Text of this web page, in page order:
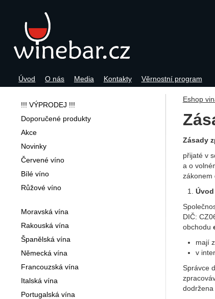
Eshop
Zásady
přijaté v
a o
zákonem
Úvod
DIČ:
obchodu
mají
v
Správce
!!! VÝPRODEJ !!!
Doporučené produkty
Akce
Novinky
Červené víno
Bílé víno
Růžové víno
Moravská vína
Rakouská vína
Španělská vína
Německá vína
Francouzská vína
Italská vína
Portugalská vína
Navigace
Úvod O nás Media Kontakty Věrnostní program